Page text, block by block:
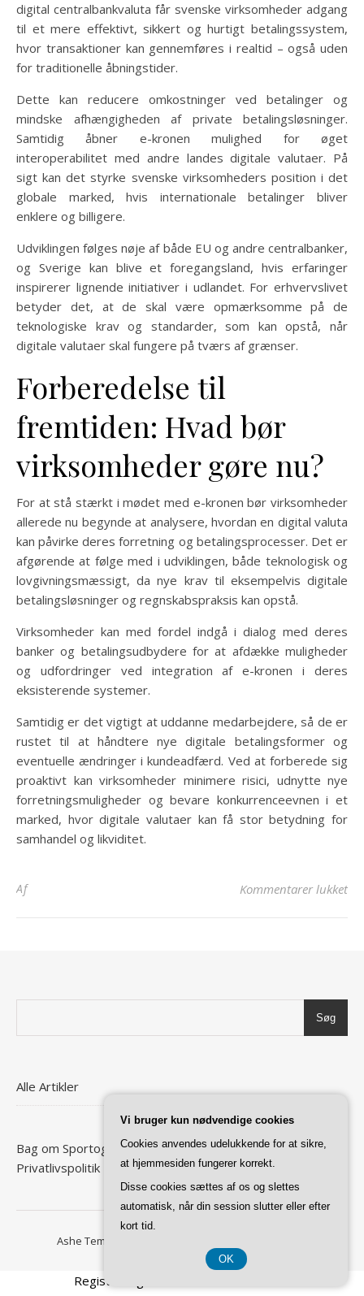
digital centralbankvaluta får svenske virksomheder adgang
til et mere effektivt, sikkert og hurtigt betalingssystem,
hvor transaktioner kan gennemføres i realtid – også uden
for traditionelle åbningstider.
Dette kan reducere omkostninger ved betalinger og
mindske afhængigheden af private betalingsløsninger.
Samtidig åbner e-kronen mulighed for øget
interoperabilitet med andre landes digitale valutaer. På
sigt kan det styrke svenske virksomheders position i det
globale marked, hvis internationale betalinger bliver
enklere og billigere.
Udviklingen følges nøje af både EU og andre centralbanker,
og Sverige kan blive et foregangsland, hvis erfaringer
inspirerer lignende initiativer i udlandet. For erhvervslivet
betyder det, at de skal være opmærksomme på de
teknologiske krav og standarder, som kan opstå, når
digitale valutaer skal fungere på tværs af grænser.
Forberedelse til
fremtiden: Hvad bør
virksomheder gøre nu?
For at stå stærkt i mødet med e-kronen bør virksomheder
allerede nu begynde at analysere, hvordan en digital valuta
kan påvirke deres forretning og betalingsprocesser. Det er
afgørende at følge med i udviklingen, både teknologisk og
lovgivningsmæssigt, da nye krav til eksempelvis digitale
betalingsløsninger og regnskabspraksis kan opstå.
Virksomheder kan med fordel indgå i dialog med deres
banker og betalingsudbydere for at afdække muligheder
og udfordringer ved integration af e-kronen i deres
eksisterende systemer.
Samtidig er det vigtigt at uddanne medarbejdere, så de er
rustet til at håndtere nye digitale betalingsformer og
eventuelle ændringer i kundeadfærd. Ved at forberede sig
proaktivt kan virksomheder minimere risici, udnytte nye
forretningsmuligheder og bevare konkurrenceevnen i et
marked, hvor digitale valutaer kan få stor betydning for
samhandel og likviditet.
Af Kommentarer lukkettil
Søg
Alle Artikler
Bag om Sportogspænding
Privatlivspolitik
Ashe Tema af
Registreringsnummer DK-37 40 77 39
Vi bruger kun nødvendige cookies
Cookies anvendes udelukkende for at sikre,
at hjemmesiden fungerer korrekt.
Disse cookies sættes af os og slettes
automatisk, når din session slutter eller efter
kort tid.
OK